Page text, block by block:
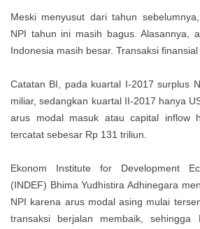
Meski menyusut dari tahun
NPI tahun ini masih bagus. Alasannya,
Indonesia masih besar. Transaksi
Catatan BI, pada kuartal I-2017 surplus
miliar, sedangkan kuartal II-2017 hanya
arus modal masuk atau capital inflow
tercatat sebesar Rp 131 triliun.
Ekonom Institute for Development
(INDEF) Bhima Yudhistira Adhinegara
NPI karena arus modal asing mulai
transaksi berjalan membaik,